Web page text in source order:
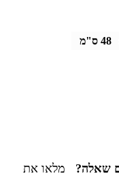
48 ס"מ
מלאו את